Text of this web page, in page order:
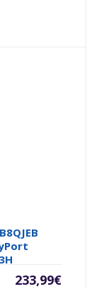
233,99€